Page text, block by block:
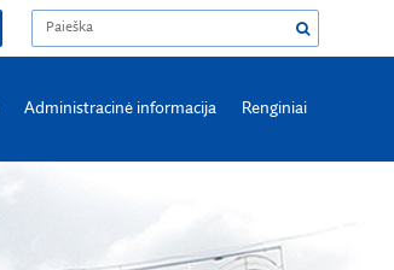
Administracinė informacija Renginiai